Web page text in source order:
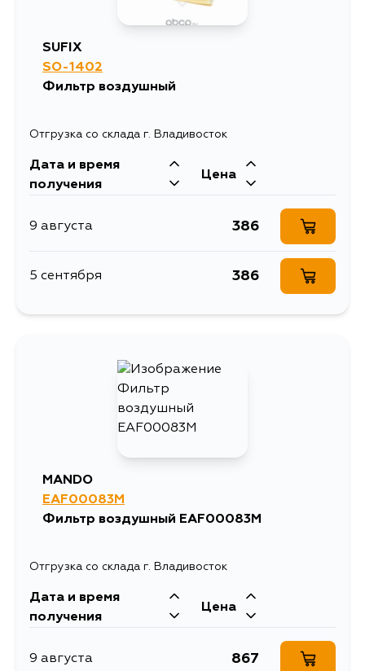
SUFIX
SO-1402
Фильтр воздушный
Отгрузка со склада г. Владивосток
Дата и время
получения
Цена
9 августа 386
5 сентября 386
MANDO
EAF00083M
Фильтр воздушный EAF00083M
Отгрузка со склада г. Владивосток
Дата и время
получения
Цена
9 августа 867